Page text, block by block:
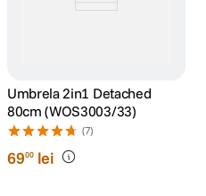
9. dji mic mini
10. dji osmo pocket 4
Umbrela 2in1 Detached
80cm (WOS3003/33)
(7)
6900 lei